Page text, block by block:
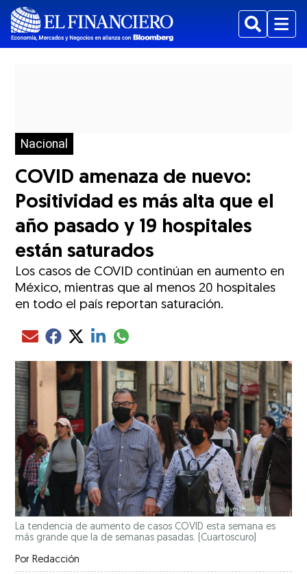
BuscarMenu
Nacional
COVID amenaza de nuevo:
Positividad es más alta que el
año pasado y 19 hospitales
están saturados
Los casos de COVID continúan en aumento en
México, mientras que al menos 20 hospitales
en todo el país reportan saturación.
Compartir el artículo actual mediante Email
Compartir el artículo actual mediante Facebook
Compartir el artículo actual mediante Twitter
Compartir el artículo actual mediante LinkedIn
Compartir el artículo actual mediante
La tendencia de aumento de casos COVID esta semana es
más grande que la de semanas pasadas.
(Cuartoscuro)
Por Redacción